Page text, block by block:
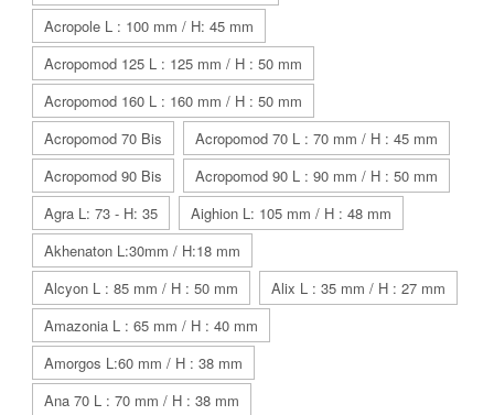
Acropole L : 100 mm / H: 45 mm
Acropomod 125 L : 125 mm / H : 50 mm
Acropomod 160 L : 160 mm / H : 50 mm
Acropomod 70 Bis
Acropomod 70 L : 70 mm / H : 45 mm
Acropomod 90 Bis
Acropomod 90 L : 90 mm / H : 50 mm
Agra L: 73 - H: 35
Aighion L: 105 mm / H : 48 mm
Akhenaton L:30mm / H:18 mm
Alcyon L : 85 mm / H : 50 mm
Alix L : 35 mm / H : 27 mm
Amazonia L : 65 mm / H : 40 mm
Amorgos L:60 mm / H : 38 mm
Ana 70 L : 70 mm / H : 38 mm